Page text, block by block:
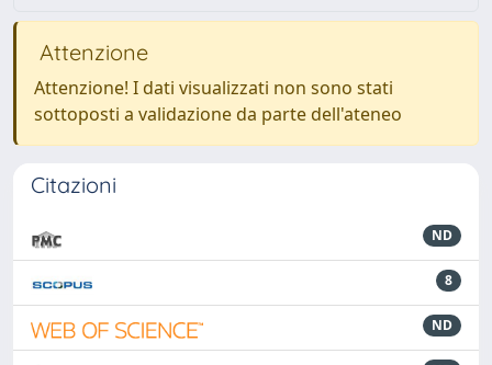
Attenzione
Attenzione! I dati visualizzati non sono stati
sottoposti a validazione da parte dell'ateneo
Citazioni
ND
8
ND